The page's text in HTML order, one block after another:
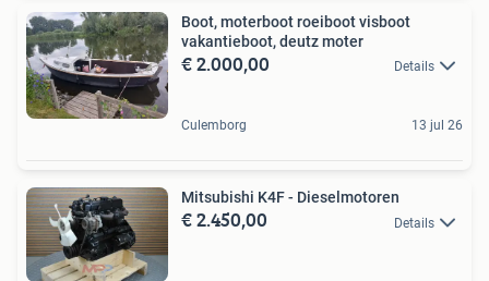
Boot, moterboot roeiboot visboot
vakantieboot, deutz moter
€ 2.000,00 Details
Culemborg 13 jul 26
Mitsubishi K4F - Dieselmotoren
€ 2.450,00 Details